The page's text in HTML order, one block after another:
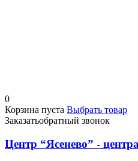
0
Корзина пуста Выбрать товар
Заказатьобратный звонок
Центр “Ясенево” -